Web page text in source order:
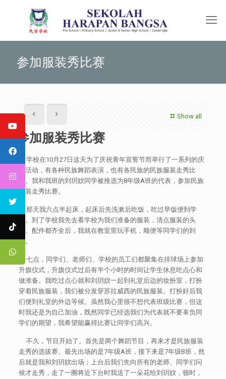
参加服装秀比赛
Show all
参加服装秀比赛
学校在10月27日这天为了庆祝青年宣誓节而举行了一系列的庆
祝活动，有各种民族舞蹈表演，也有各民族的民族服装走秀比
赛。我和我班的刘玥妏同学被推选为8年级A班的代表，参加民族
服装走秀比赛。
那天我六点半起床，起床后先洗漱后吃饭，吃过早饭便到学
校。到了学校我先去看学校为我们准备的服装，清点服装的头
饰、配件都齐全后，我就在教室里玩手机，顺便等同学们的到
来。
七点，同学们、老师们、学校的员工们都聚集在排球场上参加
升旗仪式，升旗仪式过后有半个小时的时间让学生休息吃点心和
做准备。我吃过点心就和刘玥妏一起到礼堂后边的妆扮室，打扮
穿着民族服装，我们被分发穿苏拉威西的民族服装。打扮好后我
们便到礼堂的外边等候。虽然我心里很不想代表班级比赛，但这
时我还是为自己加油，既然同学已经选我们为代表就不要辜负同
学们的期望，我希望能赢得比赛让同学们高兴。
不久，节目开始了。首先是两个舞蹈节目，再来才是民族服装
走秀的选拔赛。最先出场的是7年级A班，接下来是7年级B班，然
后就是我和刘玥妏出场；上台后我们先向所有的老师、同学们问
候才走秀，走了一圈将近下台时我送了一朵花给刘玥妏，顿时，